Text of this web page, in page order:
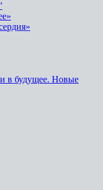
в будущее. Новые